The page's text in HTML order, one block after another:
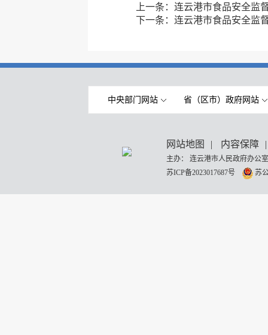
上一条： 连云港市食品安全监
下一条： 连云港市食品安全监
中央部门网站 省（区市）政府网站
网站地图 | 内容保障 |
主办： 连云港市人民政府办
苏ICP备2023017687号
苏